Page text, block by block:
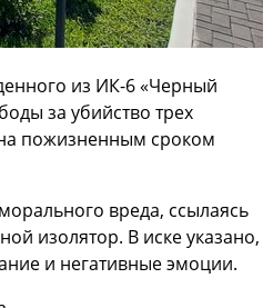
из ИК-6 «Черный
за убийство трех
пожизненным сроком
вреда, ссылаясь
изолятор. В иске указано,
и негативные эмоции.